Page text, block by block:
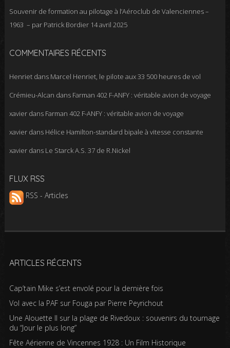
Souvenir de formation au pilotage à l’Aéroclub de Valenciennes –
1963 – par Patrick Bordier 14 avril 2025
COMMENTAIRES RÉCENTS
Henrietdans Marcel Henriet, le pilote aux 33 500 heures de vol
Crémieu-Alcan dans Farman 402 F-ANFY : véritable avion de voyage
xavierdans Farman 402 F-ANFY : véritable avion de voyage
xavierdans Hélice Hamilton-standard bipale à vitesse constante
xavierdans Le Starck A.S. 37 de R.Nickel
FLUX RSS
RSS - Articles
ARTICLES RÉCENTS
Cap’tain Mike s’est envolé pour la dernière fois
Vol avec la PAF sur Fouga par Pierre Peyrichout
Une Alouette II sur la plage de Rivedoux : souvenirs du tournage
du “Jour le plus long”
Fête Aérienne de Vincennes 1928 : Un Film Historique